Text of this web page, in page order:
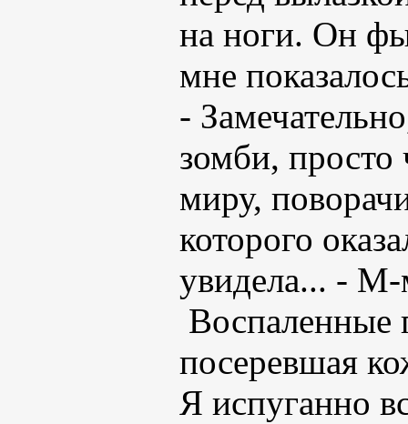
на ноги. Он
мне
-
зомби, просто
миру,
которого
увидела... -
Воспаленные
посеревшая
Я испуганно